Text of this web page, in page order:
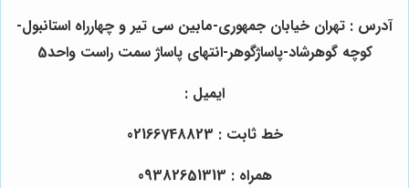
آدرس : تهران خیابان جمهوری-مابین سی تیر و چهارراه استانبول-
کوچه گوهرشاد-پاساژگوهر-انتهای پاساژ سمت راست واحد5
ایمیل :
خط ثابت : 02166748823
همراه : 09382651313